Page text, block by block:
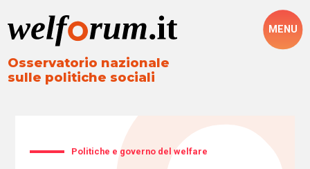
Osservatorio nazionale
sulle politiche sociali
MENU
Politiche e governo del welfare